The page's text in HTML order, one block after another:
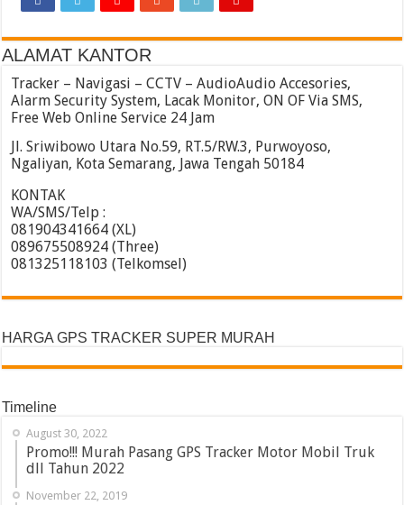
ALAMAT KANTOR
Tracker – Navigasi – CCTV – AudioAudio Accesories,
Alarm Security System, Lacak Monitor, ON OF Via SMS,
Free Web Online Service 24 Jam
Jl. Sriwibowo Utara No.59, RT.5/RW.3, Purwoyoso,
Ngaliyan, Kota Semarang, Jawa Tengah 50184
KONTAK
WA/SMS/Telp :
081904341664 (XL)
089675508924 (Three)
081325118103 (Telkomsel)
HARGA GPS TRACKER SUPER MURAH
Timeline
August 30, 2022
Promo!!! Murah Pasang GPS Tracker Motor Mobil Truk
dll Tahun 2022
November 22, 2019